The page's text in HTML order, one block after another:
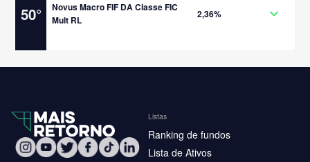
50°
Novus Macro FIF DA Classe FIC
Mult RL
2,36%
Listas
Ranking de fundos
Lista de Ativos